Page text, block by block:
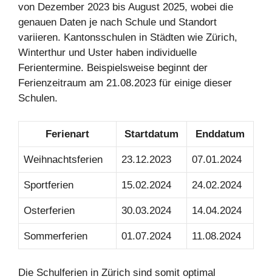
von Dezember 2023 bis August 2025, wobei die
genauen Daten je nach Schule und Standort
variieren. Kantonsschulen in Städten wie Zürich,
Winterthur und Uster haben individuelle
Ferientermine. Beispielsweise beginnt der
Ferienzeitraum am 21.08.2023 für einige dieser
Schulen.
Ferienart Startdatum Enddatum
Weihnachtsferien 23.12.2023 07.01.2024
Sportferien 15.02.2024 24.02.2024
Osterferien 30.03.2024 14.04.2024
Sommerferien 01.07.2024 11.08.2024
Die Schulferien in Zürich sind somit optimal